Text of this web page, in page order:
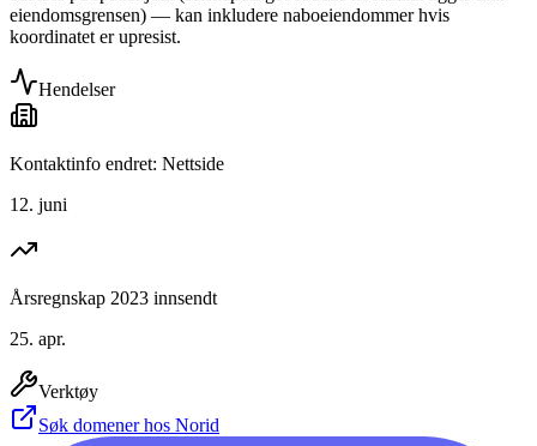
eiendomsgrensen) — kan inkludere naboeiendommer hvis
koordinatet er upresist.
Hendelser
Kontaktinfo endret: Nettside
12. juni
Årsregnskap 2023 innsendt
25. apr.
Verktøy
Søk domener hos Norid